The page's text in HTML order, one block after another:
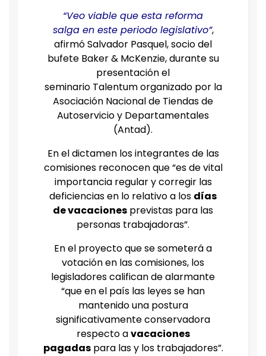
“Veo viable que esta reforma
salga en este periodo legislativo”,
afirmó Salvador Pasquel, socio del
bufete Baker & McKenzie, durante su
presentación el
seminario Talentum organizado por la
Asociación Nacional de Tiendas de
Autoservicio y Departamentales
(Antad).
En el dictamen los integrantes de las
comisiones reconocen que “es de vital
importancia regular y corregir las
deficiencias en lo relativo a los días
de vacaciones previstas para las
personas trabajadoras”.
En el proyecto que se someterá a
votación en las comisiones, los
legisladores califican de alarmante
“que en el país las leyes se han
mantenido una postura
significativamente conservadora
respecto avacaciones
pagadaspara las y los trabajadores”.